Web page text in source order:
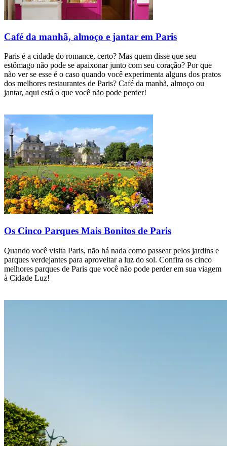
Café da manhã, almoço e jantar em Paris
Paris é a cidade do romance, certo? Mas quem disse que seu
estômago não pode se apaixonar junto com seu coração? Por que
não ver se esse é o caso quando você experimenta alguns dos pratos
dos melhores restaurantes de Paris? Café da manhã, almoço ou
jantar, aqui está o que você não pode perder!
Os Cinco Parques Mais Bonitos de Paris
Quando você visita Paris, não há nada como passear pelos jardins e
parques verdejantes para aproveitar a luz do sol. Confira os cinco
melhores parques de Paris que você não pode perder em sua viagem
à Cidade Luz!